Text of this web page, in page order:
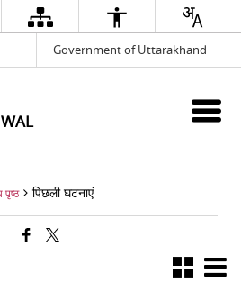
Government of Uttarakhand
पृष्ठ पिछली घटनाएं